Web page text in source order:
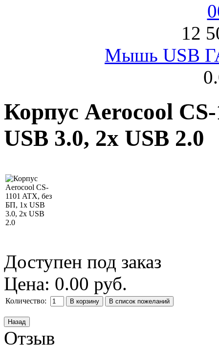
12
Мышь USB
Корпус Aerocool
USB 3.0, 2x USB 2.0
Доступен под заказ
Цена: 0.00 руб.
Количество:
Отзыв